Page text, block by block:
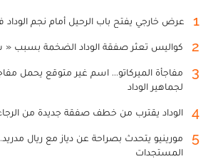
1 عرض خارجي يفتح باب الرحيل أمام نجم الوداد
2 كواليس تعثر صفقة الوداد الضخمة بسبب
3
مفاجأة الميركاتو... اسم غير متوقع يحمل
لجماهير الوداد
4 الوداد يقترب من خطف صفقة جديدة من
5
مورينيو يتحدث بصراحة عن دياز مع ريال
المستجدات